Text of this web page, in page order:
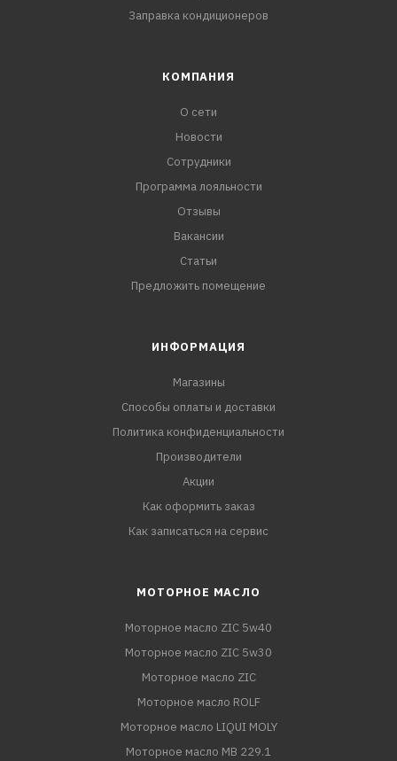
Заправка кондиционеров
КОМПАНИЯ
О сети
Новости
Сотрудники
Программа лояльности
Отзывы
Вакансии
Статьи
Предложить помещение
ИНФОРМАЦИЯ
Магазины
Способы оплаты и доставки
Политика конфиденциальности
Производители
Акции
Как оформить заказ
Как записаться на сервис
МОТОРНОЕ МАСЛО
Моторное масло ZIC 5w40
Моторное масло ZIC 5w30
Моторное масло ZIC
Моторное масло ROLF
Моторное масло LIQUI MOLY
Моторное масло MB 229.1